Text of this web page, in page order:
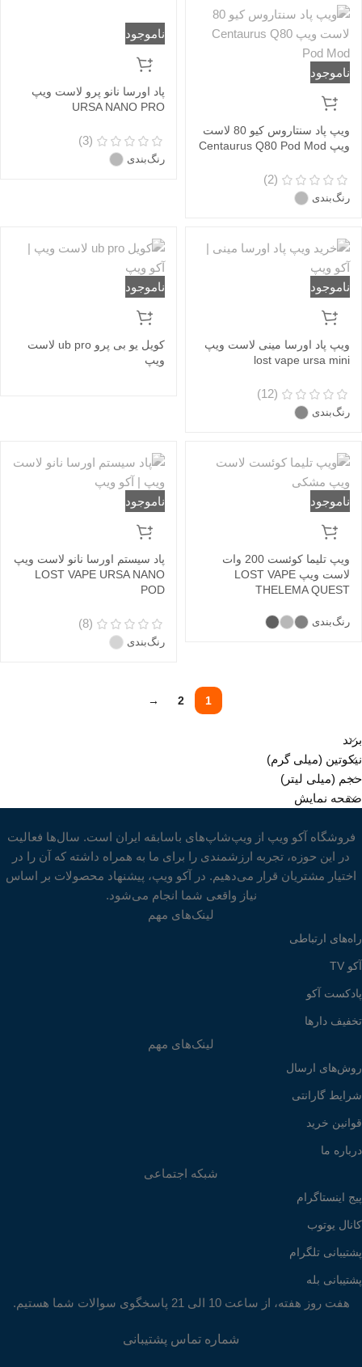
برند
نیکوتین (میلی گرم)
حجم (میلی لیتر)
صفحه نمایش
ناموجود
ویپ پاد سنتاروس کیو 80 لاست
ویپ Centaurus Q80 Pod Mod
(2)
رنگ‌بندی
ناموجود
پاد اورسا نانو پرو لاست ویپ
URSA NANO PRO
(3)
رنگ‌بندی
ناموجود
ویپ پاد اورسا مینی لاست ویپ
lost vape ursa mini
(12)
رنگ‌بندی
ناموجود
کویل یو بی پرو ub pro لاست
ویپ
ناموجود
ویپ تلیما کوئست 200 وات
لاست ویپ LOST VAPE
THELEMA QUEST
رنگ‌بندی
ناموجود
پاد سیستم اورسا نانو لاست ویپ
LOST VAPE URSA NANO
POD
(8)
رنگ‌بندی
1
2
→
فروشگاه آکو ویپ از ویپ‌شاپ‌های باسابقه ایران است. سال‌ها فعالیت
در این حوزه، تجربه ارزشمندی را برای ما به همراه داشته که آن را در
اختیار مشتریان قرار می‌دهیم. در آکو ویپ، پیشنهاد محصولات بر اساس
نیاز واقعی شما انجام می‌شود.
لینک‌های مهم
راه‌های ارتباطی
آکو TV
پادکست آکو
تخفیف دارها
لینک‌های مهم
روش‌های ارسال
شرایط گارانتی
قوانین خرید
درباره ما
شبکه اجتماعی
پیج اینستاگرام
کانال یوتوب
پشتیبانی تلگرام
پشتیبانی بله
هفت روز هفته، از ساعت 10 الی 21 پاسخگوی سوالات شما هستیم.
شماره تماس پشتیبانی